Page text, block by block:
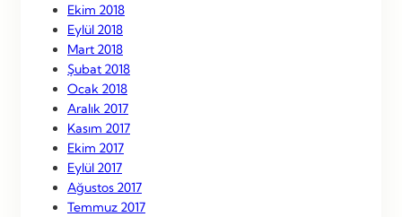
Ekim 2018
Eylül 2018
Mart 2018
Şubat 2018
Ocak 2018
Aralık 2017
Kasım 2017
Ekim 2017
Eylül 2017
Ağustos 2017
Temmuz 2017